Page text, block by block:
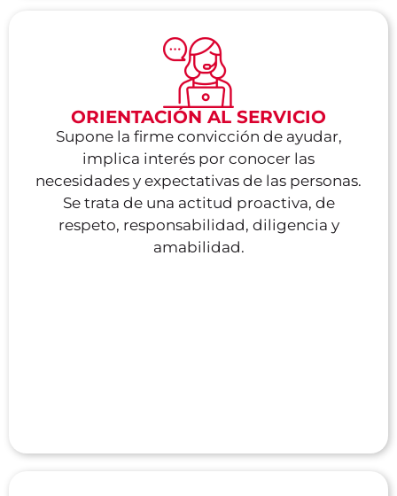
ORIENTACIÓN AL SERVICIO
Supone la firme convicción de ayudar,
implica interés por conocer las
necesidades y expectativas de las personas.
Se trata de una actitud proactiva, de
respeto, responsabilidad, diligencia y
amabilidad.